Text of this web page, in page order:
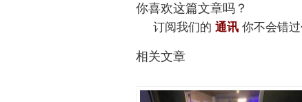
你喜欢这篇文章吗？
订阅我们的 通讯 你不会错过
相关文章